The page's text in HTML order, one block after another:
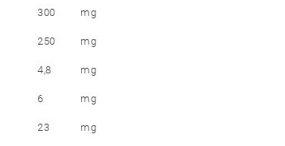
300 mg
250 mg
4,8 mg
6 mg
23 mg